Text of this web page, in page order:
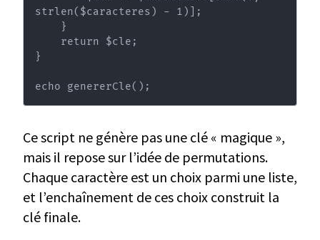
strlen($caracteres) - 1)];
}
echo genererCle();
Ce script ne génère pas une clé « magique »,
mais il repose sur l’idée de permutations.
Chaque caractère est un choix parmi une liste,
et l’enchaînement de ces choix construit la
clé finale.